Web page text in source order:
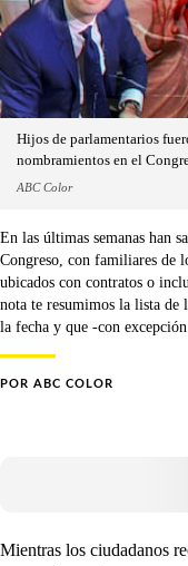
Hijos de parlamentarios
nombramientos en el
ABC Color
En las últimas semanas han
Congreso, con familiares de
ubicados con contratos o
nota te resumimos la lista de
la fecha y que -con
POR ABC COLOR
Mientras los ciudadanos